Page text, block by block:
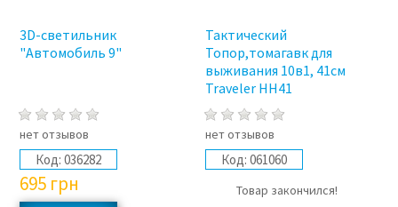
3D-светильник
"Автомобиль 9"
нет отзывов
Код: 036282
695 грн
Тактический
Топор,томагавк для
выживания 10в1, 41см
Traveler HH41
нет отзывов
Код: 061060
Товар закончился!